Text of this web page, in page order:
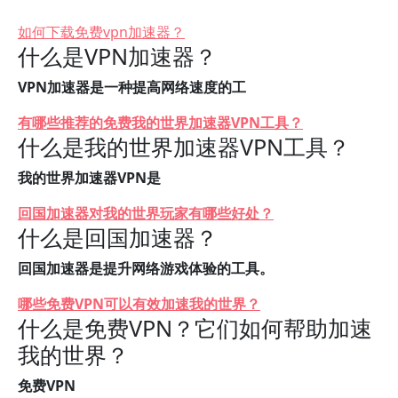
如何下载免费vpn加速器？
什么是VPN加速器？
VPN加速器是一种提高网络速度的工
有哪些推荐的免费我的世界加速器VPN工具？
什么是我的世界加速器VPN工具？
我的世界加速器VPN是
回国加速器对我的世界玩家有哪些好处？
什么是回国加速器？
回国加速器是提升网络游戏体验的工具。
哪些免费VPN可以有效加速我的世界？
什么是免费VPN？它们如何帮助加速
我的世界？
免费VPN